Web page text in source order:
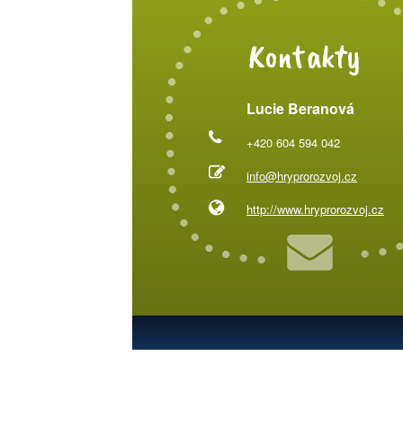
Kontakty
Lucie Beranová
+420 604 594 042
info@hryprorozvoj.cz
http://www.hryprorozvoj.cz